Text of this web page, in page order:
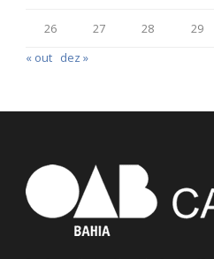
26 27 28 29
« out dez »